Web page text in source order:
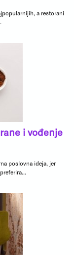
a restorani
i vođenje
poslovna ideja, jer